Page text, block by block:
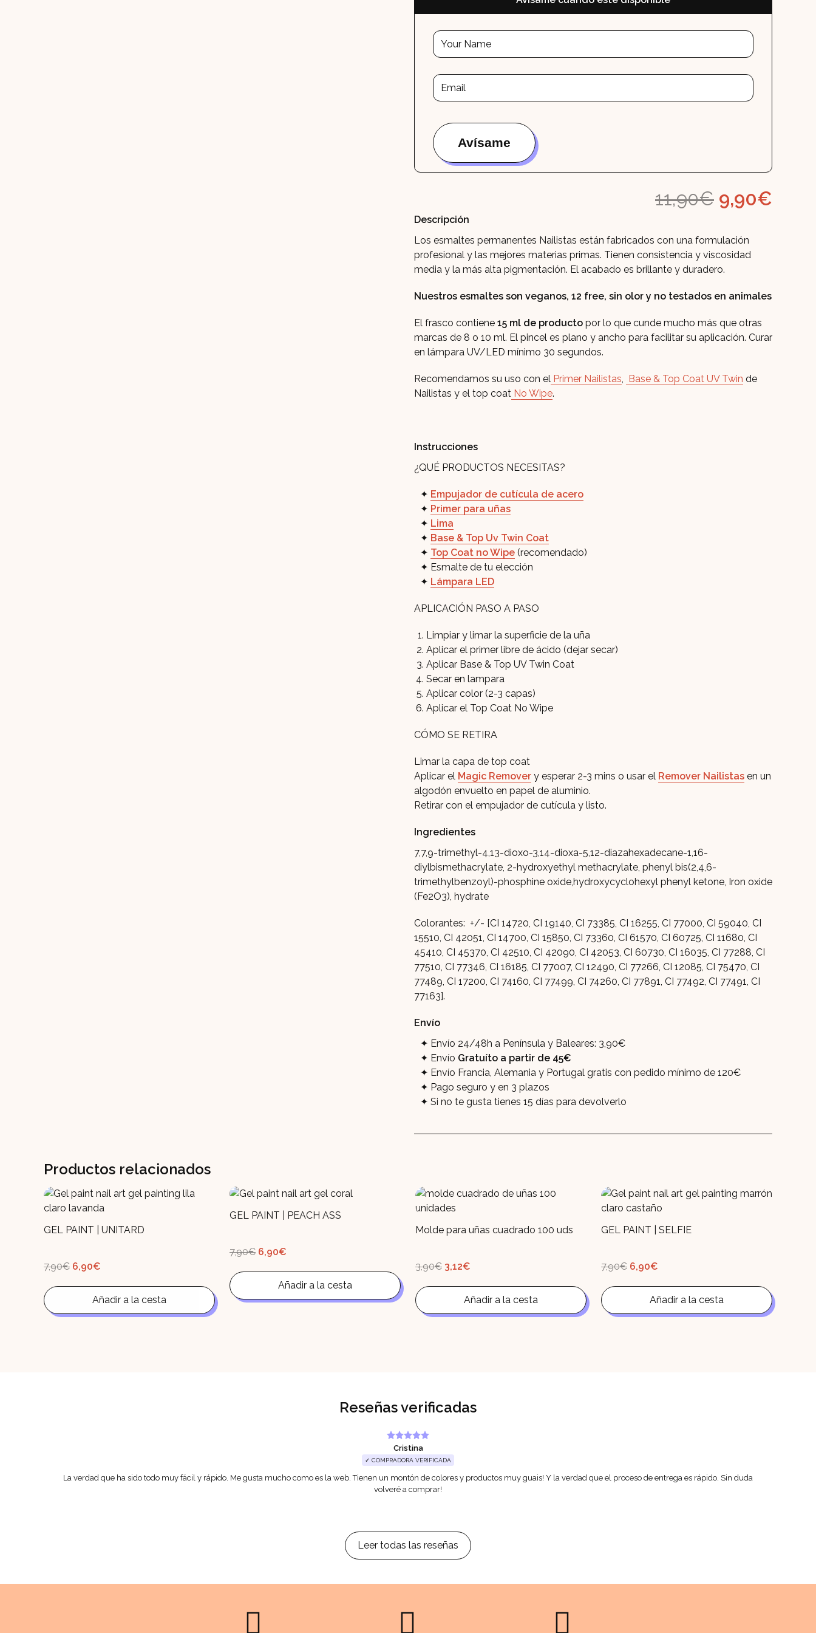
era:
11,90€.
11,90€ El
original
9,90€
Descripción
Los esmaltes permanentes Nailistas están fabricados con una formulación
profesional y las mejores materias primas. Tienen consistencia y viscosidad
media y la más alta pigmentación. El acabado es brillante y duradero.
Nuestros esmaltes son veganos, 12 free, sin olor y no testados en animales
El frasco contiene 15 ml de producto por lo que cunde mucho más que otras
marcas de 8 o 10 ml. El pincel es plano y ancho para facilitar su aplicación. Curar
en lámpara UV/LED mínimo 30 segundos.
Recomendamos su uso con el Primer Nailistas, Base & Top Coat UV Twin de
Nailistas y el top coat No Wipe.
Instrucciones
¿QUÉ PRODUCTOS NECESITAS?
Empujador de cutícula de acero
Primer para uñas
Lima
Base & Top Uv Twin Coat
Top Coat no Wipe (recomendado)
Esmalte de tu elección
Lámpara LED
APLICACIÓN PASO A PASO
Limpiar y limar la superficie de la uña
Aplicar el primer libre de ácido (dejar secar)
Aplicar Base & Top UV Twin Coat
Secar en lampara
Aplicar color (2-3 capas)
Aplicar el Top Coat No Wipe
CÓMO SE RETIRA
Limar la capa de top coat
Aplicar el Magic Remover y esperar 2-3 mins o usar el Remover Nailistas en un
algodón envuelto en papel de aluminio.
Retirar con el empujador de cutícula y listo.
Ingredientes
7,7,9-trimethyl-4,13-dioxo-3,14-dioxa-5,12-diazahexadecane-1,16-
diylbismethacrylate, 2-hydroxyethyl methacrylate, phenyl bis(2,4,6-
trimethylbenzoyl)-phosphine oxide,hydroxycyclohexyl phenyl ketone, Iron oxide
(Fe2O3), hydrate
Colorantes: +/- [CI 14720, CI 19140, CI 73385, CI 16255, CI 77000, CI 59040, CI
15510, CI 42051, CI 14700, CI 15850, CI 73360, CI 61570, CI 60725, CI 11680, CI
45410, CI 45370, CI 42510, CI 42090, CI 42053, CI 60730, CI 16035, CI 77288, CI
77510, CI 77346, CI 16185, CI 77007, CI 12490, CI 77266, CI 12085, CI 75470, CI
77489, CI 17200, CI 74160, CI 77499, CI 74260, CI 77891, CI 77492, CI 77491, CI
77163].
Envío
Envío 24/48h a Península y Baleares: 3,90€
Envío Gratuíto a partir de 45€
Envío Francia, Alemania y Portugal gratis con pedido mínimo de 120€
Pago seguro y en 3 plazos
Si no te gusta tienes 15 días para devolverlo
Productos relacionados
GEL PAINT | UNITARD
7,90€ El
precio
era:
7,90€.
6,90€
es:
6,90€.
Añadir a la cesta
GEL PAINT | PEACH ASS
7,90€ El
precio
era:
7,90€.
6,90€
es:
6,90€.
Añadir a la cesta
Molde para uñas cuadrado 100 uds
3,90€ El
precio
era:
3,90€.
3,12€
es:
3,12€.
Añadir a la cesta
GEL PAINT | SELFIE
7,90€ El
precio
era:
7,90€.
6,90€
es:
6,90€.
Añadir a la cesta
Reseñas verificadas
Cristina
✓ COMPRADORA VERIFICADA
La verdad que ha sido todo muy fácil y rápido. Me gusta mucho como es la web. Tienen un montón de colores y productos muy guais! Y la verdad que el proceso de entrega es rápido. Sin duda
volveré a comprar!
Leer todas las reseñas